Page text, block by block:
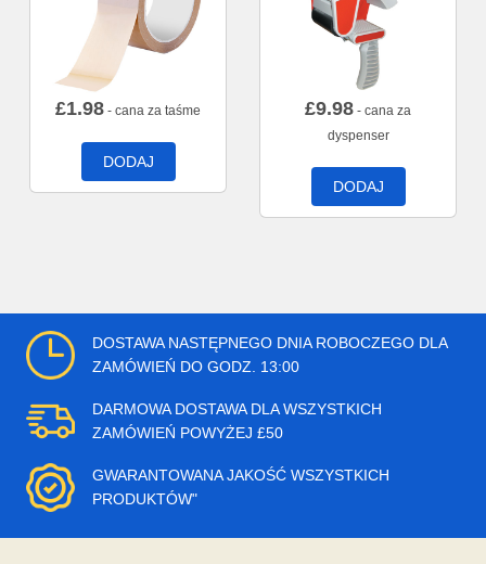
£1.98 - cana za taśme
DODAJ
£9.98 - cana za
dyspenser
DODAJ
DOSTAWA NASTĘPNEGO DNIA ROBOCZEGO DLA
ZAMÓWIEŃ DO GODZ. 13:00
DARMOWA DOSTAWA DLA WSZYSTKICH
ZAMÓWIEŃ POWYŻEJ £50
GWARANTOWANA JAKOŚĆ WSZYSTKICH
PRODUKTÓW"